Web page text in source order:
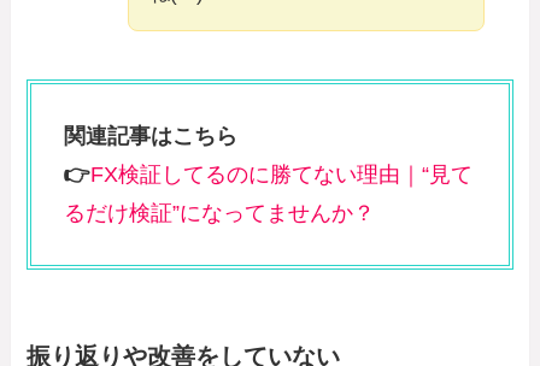
関連記事はこちら
👉FX検証してるのに勝てない理由｜“見て
るだけ検証”になってませんか？
振り返りや改善をしていない